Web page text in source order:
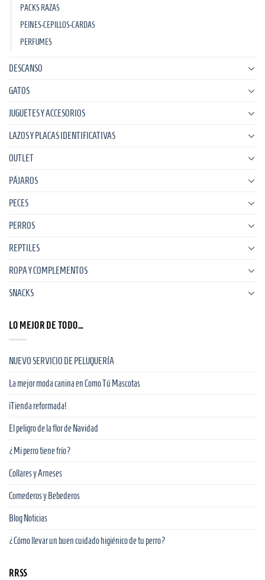
PACKS RAZAS
PEINES-CEPILLOS-CARDAS
PERFUMES
DESCANSO
GATOS
JUGUETES Y ACCESORIOS
LAZOS Y PLACAS IDENTIFICATIVAS
OUTLET
PÁJAROS
PECES
PERROS
REPTILES
ROPA Y COMPLEMENTOS
SNACKS
LO MEJOR DE TODO…
NUEVO SERVICIO DE PELUQUERÍA
La mejor moda canina en Como Tú Mascotas
¡Tienda reformada!
El peligro de la flor de Navidad
¿Mi perro tiene frío?
Collares y Arneses
Comederos y Bebederos
Blog Noticias
¿Cómo llevar un buen cuidado higiénico de tu perro?
RRSS